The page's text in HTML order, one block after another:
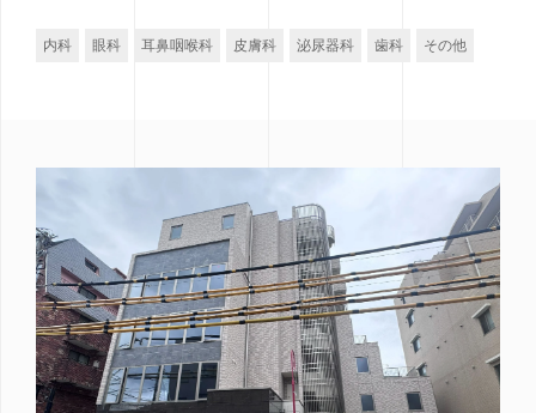
内科 眼科 耳鼻咽喉科 皮膚科 泌尿器科 歯科 その他